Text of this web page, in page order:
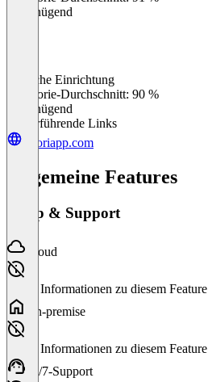
Ungenügend
Einfache Einrichtung
Kategorie-Durchschnitt: 90 %
Ungenügend
Weiterführende Links
satoriapp.com
Allgemeine Features
Setup & Support
Cloud
Keine Informationen zu diesem Feature
On-premise
Keine Informationen zu diesem Feature
24/7-Support